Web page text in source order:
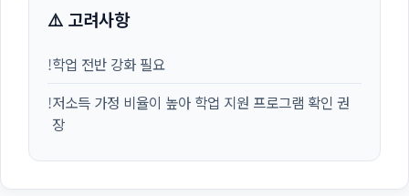
⚠️ 고려사항
!학업 전반 강화 필요
!저소득 가정 비율이 높아 학업 지원 프로그램 확인 권
장